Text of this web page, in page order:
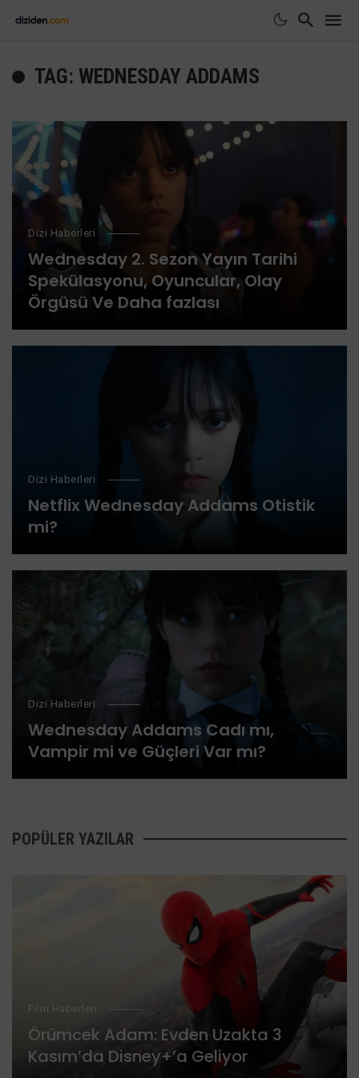
TAG: WEDNESDAY ADDAMS
Dizi Haberleri
Wednesday 2. Sezon Yayın Tarihi
Spekülasyonu, Oyuncular, Olay
Örgüsü Ve Daha fazlası
Dizi Haberleri
Netflix Wednesday Addams Otistik
mi?
Dizi Haberleri
Wednesday Addams Cadı mı,
Vampir mi ve Güçleri Var mı?
POPÜLER YAZILAR
Film Haberleri
Örümcek Adam: Evden Uzakta 3
Kasım’da Disney+’a Geliyor